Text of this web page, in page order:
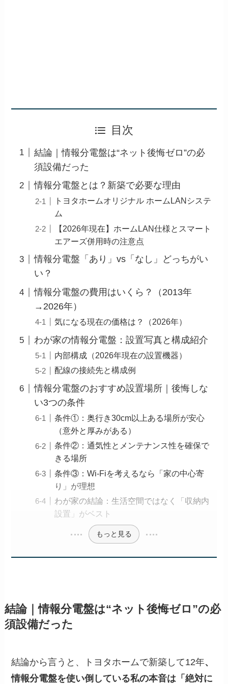
目次
結論｜情報分電盤は“ネット後悔ゼロ”の必
須設備だった
情報分電盤とは？新築で必要な理由
トヨタホームオリジナル ホームLANシステ
ム
【2026年現在】ホームLAN仕様とスマート
エアーズ併用時の注意点
情報分電盤「あり」vs「なし」どっちがい
い？
情報分電盤の費用はいくら？（2013年
→2026年）
気になる現在の価格は？（2026年）
わが家の情報分電盤：設置写真と構成紹介
内部構成（2026年現在の設置機器）
配線の接続先と構成例
情報分電盤のおすすめ設置場所｜後悔しな
い3つの条件
条件①：奥行き30cm以上ある場所が安心
（意外と厚みがある）
条件②：通気性とメンテナンス性を確保で
きる場所
条件③：Wi-Fiを考えるなら「家の中心寄
り」が理想
わが家の結論：生活空間ではなく「収納内
設置」がベスト
もっと見る
結論｜情報分電盤は“ネット後悔ゼロ”の必
須設備だった
結論から言うと、トヨタホームで新築して12年、
情報分電盤を使い倒している私の本音は「絶対に